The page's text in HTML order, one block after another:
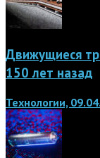
Движущиеся
150 лет назад
Технологии,